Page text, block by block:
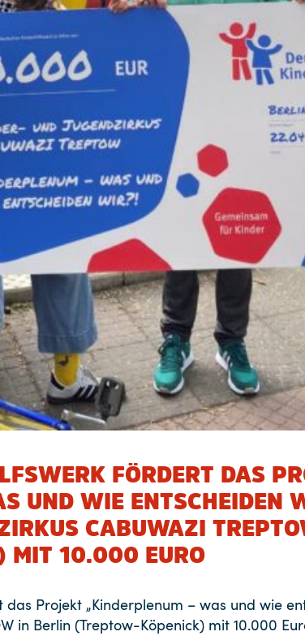
FÖRDERT DAS
UND WIE ENTSCHEIDEN
CABUWAZI
MIT 10.000 EURO
Projekt „Kinderplenum – was und wie
in Berlin (Treptow-Köpenick) mit 10.000